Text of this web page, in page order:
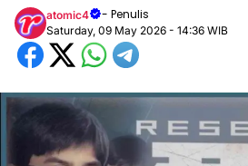
atomic4 - Penulis
Saturday, 09 May 2026 - 14:36 WIB